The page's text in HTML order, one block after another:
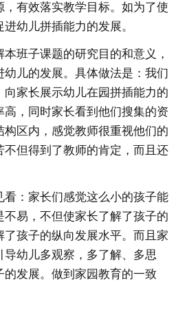
，有效落实教学目标。如为了使
幼儿拼插能力的发展。
班子课题的研究目的和意义，
幼儿的发展。具体做法是：我们
家长展示幼儿在园拼插能力的
，同时家长看到他们搜集的资
区内，感觉教师很重视他们的
不但得到了教师的肯定，而且还
看：家长们感觉这么小的孩子能
易，不但使家长了解了孩子的
孩子的纵向发展水平。而且家
幼儿多观察，多了解、多思
的发展。做到家园教育的一致